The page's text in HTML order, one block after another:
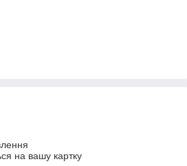
на вашу картку